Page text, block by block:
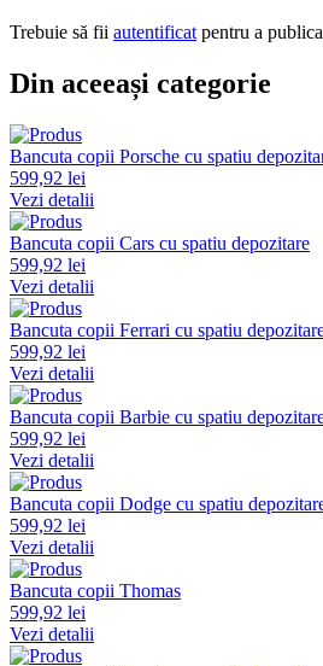
Trebuie să fii autentificat pentru a
Din aceeași categorie
Bancuta copii Porsche cu spatiu
599,92 lei
Vezi detalii
Bancuta copii Cars cu spatiu depozitare
599,92 lei
Vezi detalii
Bancuta copii Ferrari cu spatiu
599,92 lei
Vezi detalii
Bancuta copii Barbie cu spatiu
599,92 lei
Vezi detalii
Bancuta copii Dodge cu spatiu
599,92 lei
Vezi detalii
Bancuta copii Thomas
599,92 lei
Vezi detalii